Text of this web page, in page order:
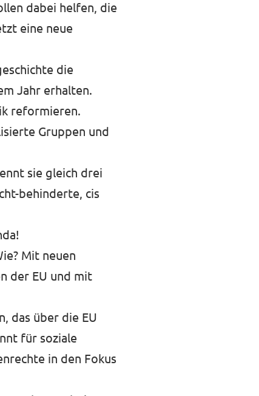
dabei helfen, die
eine neue
die
Jahr erhalten.
reformieren.
Gruppen und
sie gleich drei
behinderte, cis
Mit neuen
der EU und mit
das über die EU
für soziale
in den Fokus